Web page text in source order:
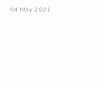
04 May 2021